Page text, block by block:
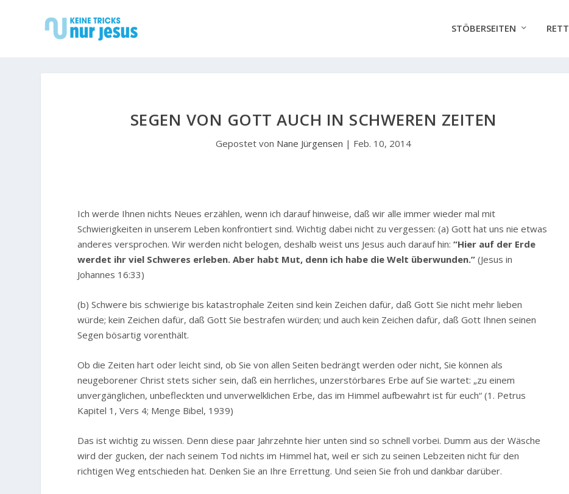
STÖBERSEITEN
SEGEN VON GOTT AUCH IN SCHWEREN ZEITEN
Gepostet von Nane Jürgensen | Feb. 10, 2014
Ich werde Ihnen nichts Neues erzählen, wenn ich darauf hinweise, daß wir alle immer wieder mal mit
Schwierigkeiten in unserem Leben konfrontiert sind. Wichtig dabei nicht zu vergessen: (a) Gott hat uns nie etwas
anderes versprochen. Wir werden nicht belogen, deshalb weist uns Jesus auch darauf hin:“Hier auf der Erde
werdet ihr viel Schweres erleben. Aber habt Mut, denn ich habe die Welt überwunden.” (Jesus in
Johannes 16:33)
(b) Schwere bis schwierige bis katastrophale Zeiten sind kein Zeichen dafür, daß Gott Sie nicht mehr lieben
würde; kein Zeichen dafür, daß Gott Sie bestrafen würden; und auch kein Zeichen dafür, daß Gott Ihnen seinen
Segen bösartig vorenthält.
Ob die Zeiten hart oder leicht sind, ob Sie von allen Seiten bedrängt werden oder nicht, Sie können als
neugeborener Christ stets sicher sein, daß ein herrliches, unzerstörbares Erbe auf Sie wartet: „zu einem
unvergänglichen, unbefleckten und unverwelklichen Erbe, das im Himmel aufbewahrt ist für euch“ (1. Petrus
Kapitel 1, Vers 4; Menge Bibel, 1939)
Das ist wichtig zu wissen. Denn diese paar Jahrzehnte hier unten sind so schnell vorbei. Dumm aus der Wäsche
wird der gucken, der nach seinem Tod nichts im Himmel hat, weil er sich zu seinen Lebzeiten nicht für den
richtigen Weg entschieden hat. Denken Sie an Ihre Errettung. Und seien Sie froh und dankbar darüber.